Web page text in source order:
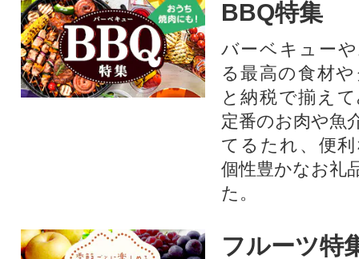
BBQ特集
バーベキュー
る最高の食材
と納税で揃え
定番のお肉や魚
てるたれ、便
個性豊かなお礼
た。
フルーツ特